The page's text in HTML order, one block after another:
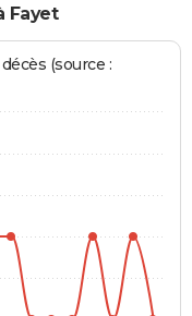
Fayet
(source :